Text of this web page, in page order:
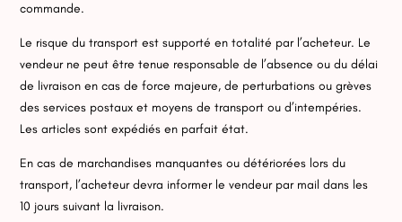
commande.
Le risque du transport est supporté en totalité par l’acheteur. Le
vendeur ne peut être tenue responsable de l’absence ou du délai
de livraison en cas de force majeure, de perturbations ou grèves
des services postaux et moyens de transport ou d’intempéries.
Les articles sont expédiés en parfait état.
En cas de marchandises manquantes ou détériorées lors du
transport, l’acheteur devra informer le vendeur par mail dans les
10 jours suivant la livraison.